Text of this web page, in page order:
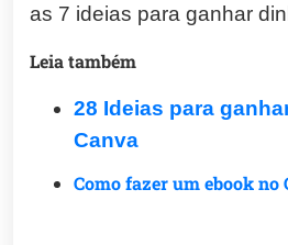
as 7 ideias para ganhar
Leia também
28 Ideias para
Canva
Como fazer um ebook no